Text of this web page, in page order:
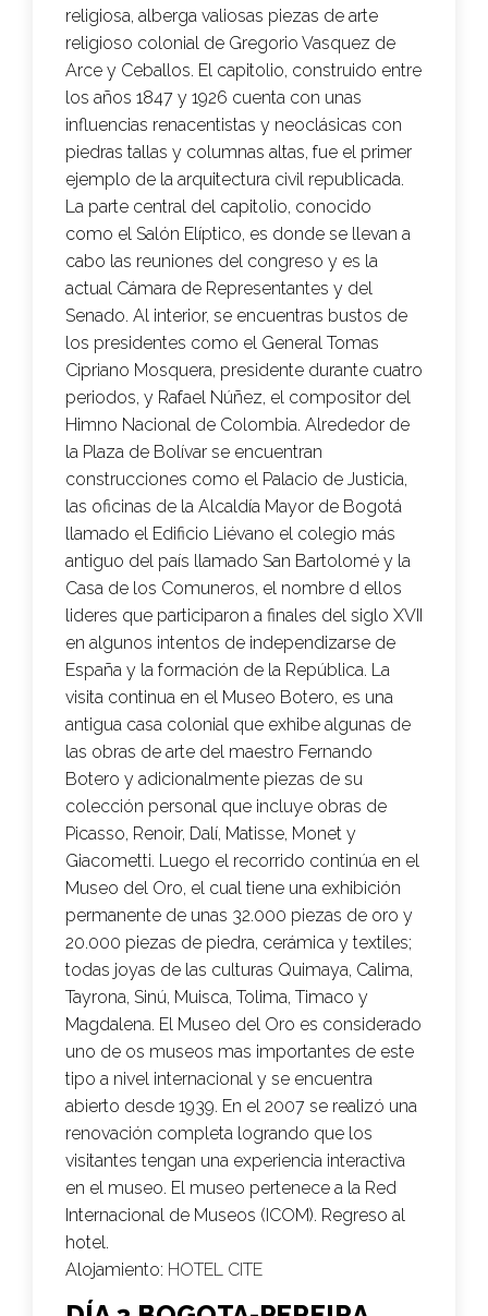
religiosa, alberga valiosas piezas de arte
religioso colonial de Gregorio Vasquez de
Arce y Ceballos. El capitolio, construido entre
los años 1847 y 1926 cuenta con unas
influencias renacentistas y neoclásicas con
piedras tallas y columnas altas, fue el primer
ejemplo de la arquitectura civil republicada.
La parte central del capitolio, conocido
como el Salón Elíptico, es donde se llevan a
cabo las reuniones del congreso y es la
actual Cámara de Representantes y del
Senado. Al interior, se encuentras bustos de
los presidentes como el General Tomas
Cipriano Mosquera, presidente durante cuatro
periodos, y Rafael Núñez, el compositor del
Himno Nacional de Colombia. Alrededor de
la Plaza de Bolívar se encuentran
construcciones como el Palacio de Justicia,
las oficinas de la Alcaldía Mayor de Bogotá
llamado el Edificio Liévano el colegio más
antiguo del país llamado San Bartolomé y la
Casa de los Comuneros, el nombre d ellos
lideres que participaron a finales del siglo XVII
en algunos intentos de independizarse de
España y la formación de la República. La
visita continua en el Museo Botero, es una
antigua casa colonial que exhibe algunas de
las obras de arte del maestro Fernando
Botero y adicionalmente piezas de su
colección personal que incluye obras de
Picasso, Renoir, Dalí, Matisse, Monet y
Giacometti. Luego el recorrido continúa en el
Museo del Oro, el cual tiene una exhibición
permanente de unas 32.000 piezas de oro y
20.000 piezas de piedra, cerámica y textiles;
todas joyas de las culturas Quimaya, Calima,
Tayrona, Sinú, Muisca, Tolima, Timaco y
Magdalena. El Museo del Oro es considerado
uno de os museos mas importantes de este
tipo a nivel internacional y se encuentra
abierto desde 1939. En el 2007 se realizó una
renovación completa logrando que los
visitantes tengan una experiencia interactiva
en el museo. El museo pertenece a la Red
Internacional de Museos (ICOM). Regreso al
hotel.
Alojamiento: HOTEL CITE